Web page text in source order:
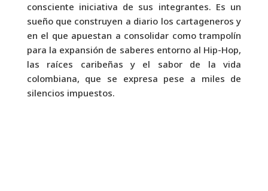
consciente iniciativa de sus integrantes. Es un
sueño que construyen a diario los cartageneros y
en el que apuestan a consolidar como trampolín
para la expansión de saberes entorno al Hip-Hop,
las raíces caribeñas y el sabor de la vida
colombiana, que se expresa pese a miles de
silencios impuestos.